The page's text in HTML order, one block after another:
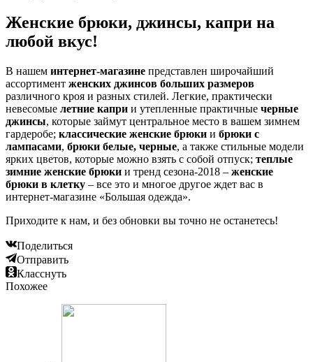
Женские брюки, джинсы, капри на
любой вкус!
В нашем интернет-магазине представлен широчайший
ассортимент женских джинсов больших размеров
различного кроя и разных стилей. Легкие, практически
невесомые летние капри и утепленные практичные черные
джинсы, которые займут центральное место в вашем зимнем
гардеробе; классические женские брюки и брюки с
лампасами, брюки белые, черные, а также стильные модели
ярких цветов, которые можно взять с собой отпуск; теплые
зимние женские брюки и тренд сезона-2018 – женские
брюки в клетку – все это и многое другое ждет вас в
интернет-магазине «Большая одежда».
Приходите к нам, и без обновки вы точно не останетесь!
Поделиться
Отправить
Класснуть
Похожее